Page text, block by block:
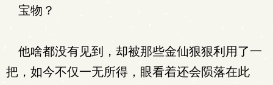
宝物？
他啥都没有见到，却被那些金仙狠狠利用了一
把，如今不仅一无所得，眼看着还会陨落在此